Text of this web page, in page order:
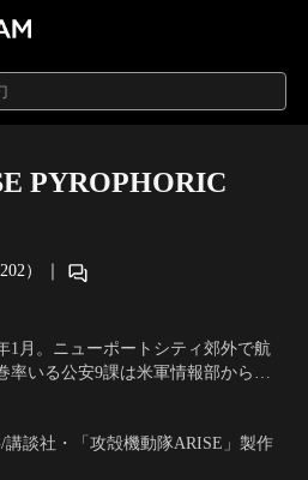
PYROPHORIC
） ｜
1月。ニューポートシティ郊外で航
率いる公安9課は米軍情報部から共
マニア（放火魔）”。ホヅミ大佐を
派遣され…。
講談社・「攻殻機動隊ARISE」製作